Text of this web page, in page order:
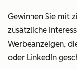
Gewinnen Sie mit
zusätzliche
Werbeanzeigen,
oder LinkedIn